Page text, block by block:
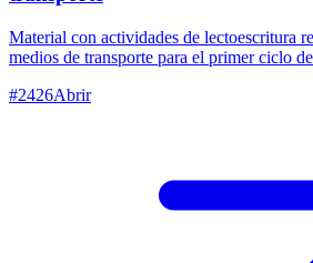
Material con actividades de lectoescritura
medios de transporte para el primer ciclo
#2426Abrir